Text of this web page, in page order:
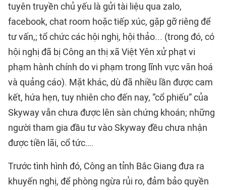
tuyên truyền chủ yếu là gửi tài liệu qua zalo,
facebook, chat room hoặc tiếp xúc, gặp gỡ riêng để
tư vấn,; tổ chức các hội nghị, hội thảo... (trong đó, có
hội nghị đã bị Công an thị xã Việt Yên xử phạt vi
phạm hành chính do vi phạm trong lĩnh vực văn hoá
và quảng cáo). Mặt khác, dù đã nhiều lần được cam
kết, hứa hẹn, tuy nhiên cho đến nay, “cổ phiếu” của
Skyway vẫn chưa được lên sàn chứng khoán; những
người tham gia đầu tư vào Skyway đều chưa nhận
được tiền lãi, cổ tức….
Trước tình hình đó, Công an tỉnh Bắc Giang đưa ra
khuyến nghị, để phòng ngừa rủi ro, đảm bảo quyền